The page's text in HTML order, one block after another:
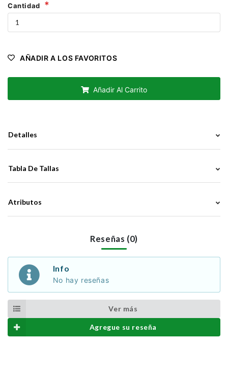
Cantidad
AÑADIR A LOS FAVORITOS
Añadir Al Carrito
Detalles
Tabla De Tallas
Atributos
Reseñas (0)
Info
No hay reseñas
Ver más
Agregue su reseña